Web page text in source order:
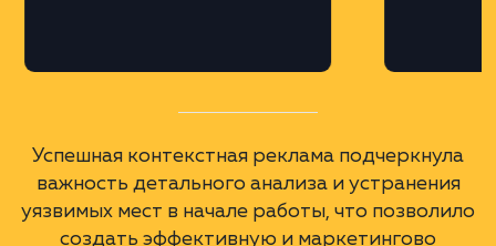
Запуск рекламных кампаний в
анализ результатов, включая
конверсии.